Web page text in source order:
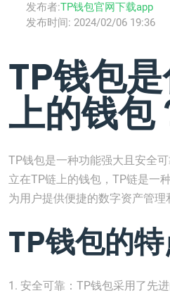
发布者:TP钱包官网下载app
发布时间: 2024/02/06 19:36
TP钱包
上的钱包
TP钱包是一种功能强大且安全
立在TP链上的钱包，TP链是一
为用户提供便捷的数字资产管理
TP钱包的
1. 安全可靠：TP钱包采用了先